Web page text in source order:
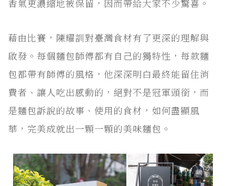
香氣更濃縮地被保留，因而帶給大家不少驚喜。
藉由比賽，陳耀訓對臺灣食材有了更深的理解與
啟發。每個麵包師傅都有自己的獨特性，每款麵
包都帶有師傅的風格，他深深明白最終能留住消
費者、讓人吃出感動的，絕對不是冠軍頭銜，而
是麵包訴說的故事、使用的食材，如何盡顯風
華，完美成就出一顆一顆的美味麵包。